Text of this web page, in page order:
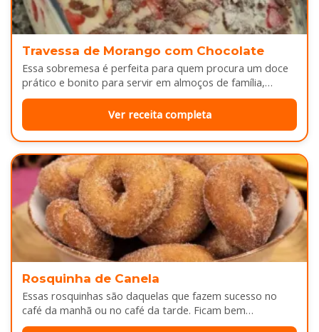
Travessa de Morango com Chocolate
Essa sobremesa é perfeita para quem procura um doce
prático e bonito para servir em almoços de família,
aniversários ou…
Ver receita completa
Rosquinha de Canela
Essas rosquinhas são daquelas que fazem sucesso no
café da manhã ou no café da tarde. Ficam bem
douradinhas por…